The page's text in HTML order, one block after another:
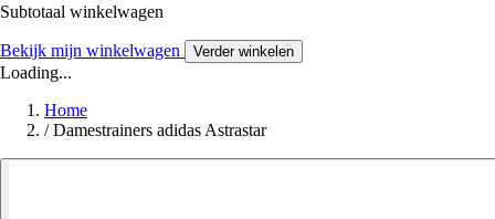
Subtotaal winkelwagen
Bekijk mijn winkelwagen Verder winkelen
Loading...
Home
/ Damestrainers adidas Astrastar